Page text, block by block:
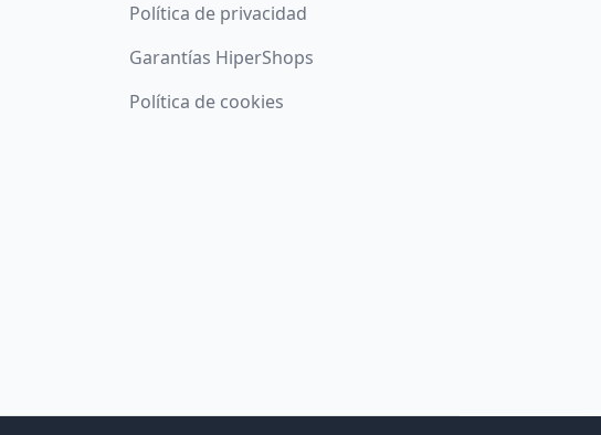
Política de privacidad
Garantías HiperShops
Política de cookies